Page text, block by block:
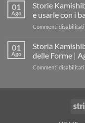
01
Ago
Storie
e usarle con i
Commenti disabilitati
01
Ago
Storia
delle Forme |
Commenti disabilitati